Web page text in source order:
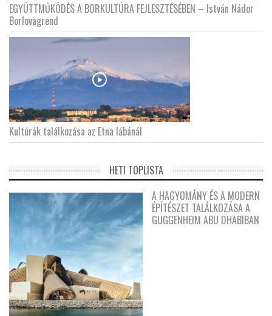
EGYÜTTMŰKÖDÉS A BORKULTÚRA FEJLESZTÉSÉBEN – István Nádor
Borlovagrend
Kultúrák találkozása az Etna lábánál
HETI TOPLISTA
A HAGYOMÁNY ÉS A MODERN
ÉPÍTÉSZET TALÁLKOZÁSA A
GUGGENHEIM ABU DHABIBAN